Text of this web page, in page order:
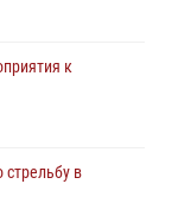
к
в